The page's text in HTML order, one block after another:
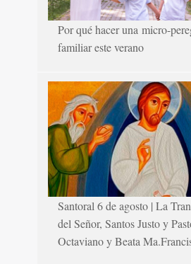
Por qué hacer una micro-
familiar este verano
Santoral 6 de agosto | La
del Señor, Santos Justo y
Octaviano y Beata